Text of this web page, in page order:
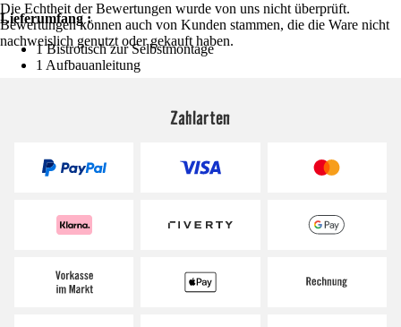
Lieferumfang :
1 Bistrotisch zur Selbstmontage
1 Aufbauanleitung
Die Echtheit der Bewertungen wurde von uns nicht überprüft.
Bewertungen können auch von Kunden stammen, die die Ware nicht
nachweislich genutzt oder gekauft haben.
Zahlarten